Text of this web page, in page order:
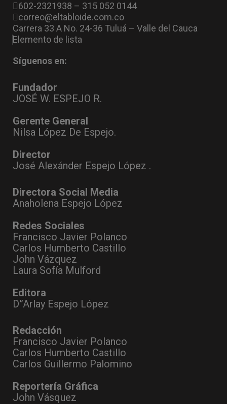
602-2321938 – 315 052 0144
correo@eltabloide.com.co
Carrera 33 A No. 24-36 Tuluá – Valle del Cauca
Elemento de lista
Síguenos en:
Fundador
JOSÉ W. ESPEJO R.
Gerente General
Nilsa López De Espejo.
Director
José Alexánder Espejo López .
Directora Social Media
Anaholena Espejo López
Redes Sociales
Francisco Javier Polanco
Carlos Humberto Castillo
John Vázquez
Laura Sofía Mulford
Editora
D”Arlay Espejo López
Redacción
Francisco Javier Polanco
Carlos Humberto Castillo
Carlos Guillermo Palomino
Reportería Gráfica
John Vásquez